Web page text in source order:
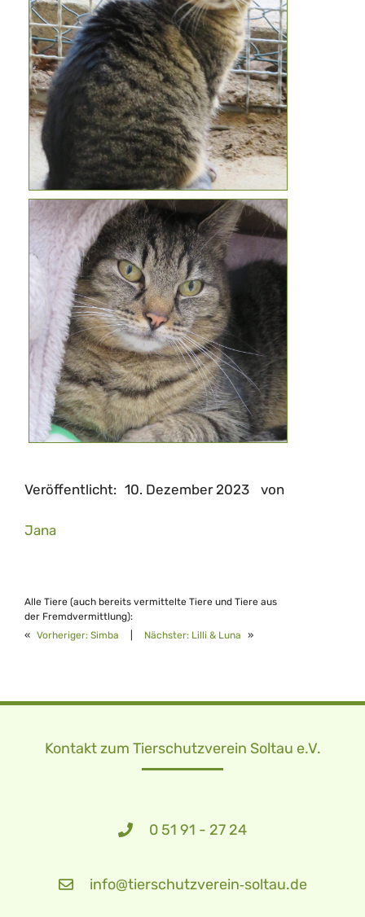
Veröffentlicht: 10. Dezember 2023 von
Jana
Alle Tiere (auch bereits vermittelte Tiere und Tiere aus
der Fremdvermittlung):
« Vorheriger: Simba Nächster: Lilli & Luna »
Kontakt zum Tierschutzverein Soltau e.V.
0 51 91 - 27 24
info@tierschutzverein‑soltau.de